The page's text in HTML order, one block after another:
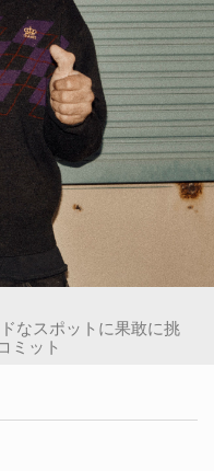
なスポットに果敢に挑
ミット